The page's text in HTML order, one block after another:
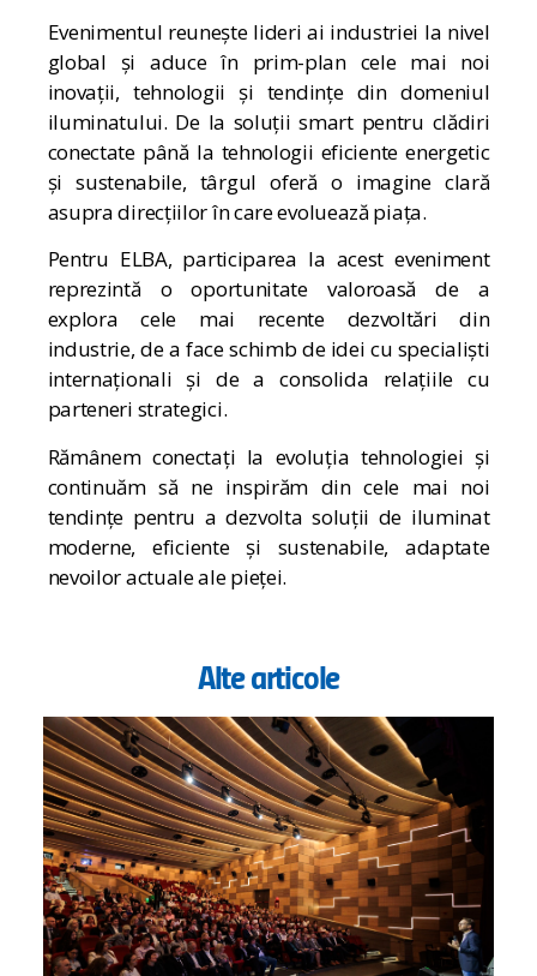
Evenimentul reunește lideri ai industriei la nivel
global și aduce în prim-plan cele mai noi
inovații, tehnologii și tendințe din domeniul
iluminatului. De la soluții smart pentru clădiri
conectate până la tehnologii eficiente energetic
și sustenabile, târgul oferă o imagine clară
asupra direcțiilor în care evoluează piața.
Pentru ELBA, participarea la acest eveniment
reprezintă o oportunitate valoroasă de a
explora cele mai recente dezvoltări din
industrie, de a face schimb de idei cu specialiști
internaționali și de a consolida relațiile cu
parteneri strategici.
Rămânem conectați la evoluția tehnologiei și
continuăm să ne inspirăm din cele mai noi
tendințe pentru a dezvolta soluții de iluminat
moderne, eficiente și sustenabile, adaptate
nevoilor actuale ale pieței.
Alte articole